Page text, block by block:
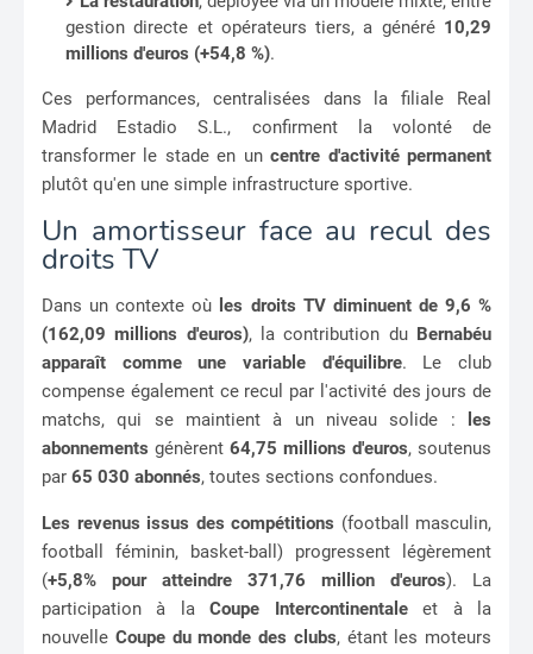
gestion directe et opérateurs tiers, a généré 10,29
millions d'euros (+54,8 %).
Ces performances, centralisées dans la filiale Real
Madrid Estadio S.L., confirment la volonté de
transformer le stade en uncentre d'activité permanent
plutôt qu'en une simple infrastructure sportive.
Un amortisseur face au recul des
droits TV
Dans un contexte où les droits TV diminuent de 9,6 %
(162,09 millions d'euros), la contribution du Bernabéu
apparaît comme une variable d'équilibre. Le club
compense également ce recul par l'activité des jours de
matchs, qui se maintient à un niveau solide :
les
abonnements génèrent 64,75 millions d'euros, soutenus
par 65 030 abonnés, toutes sections confondues.
Les revenus issus des compétitions (football masculin,
football féminin, basket-ball) progressent légèrement
(+5,8% pour atteindre 371,76 million d'euros). La
participation à laCoupe Intercontinentaleet à la
nouvelle Coupe du monde des clubs, étant les moteurs